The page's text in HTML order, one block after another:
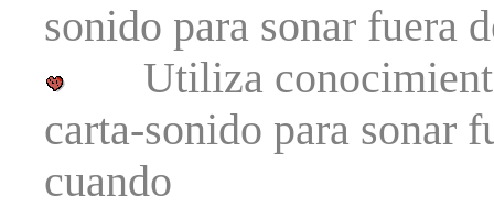
sonido para sonar fuera
Utiliza conocimiento
carta-sonido para sonar
cuando